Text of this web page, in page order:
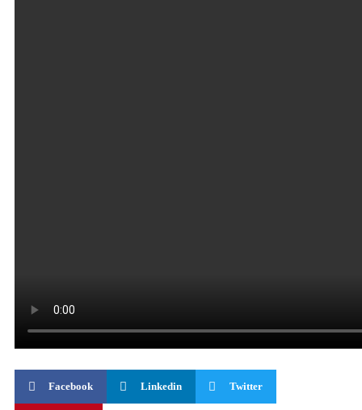
Facebook Linkedin Twitter